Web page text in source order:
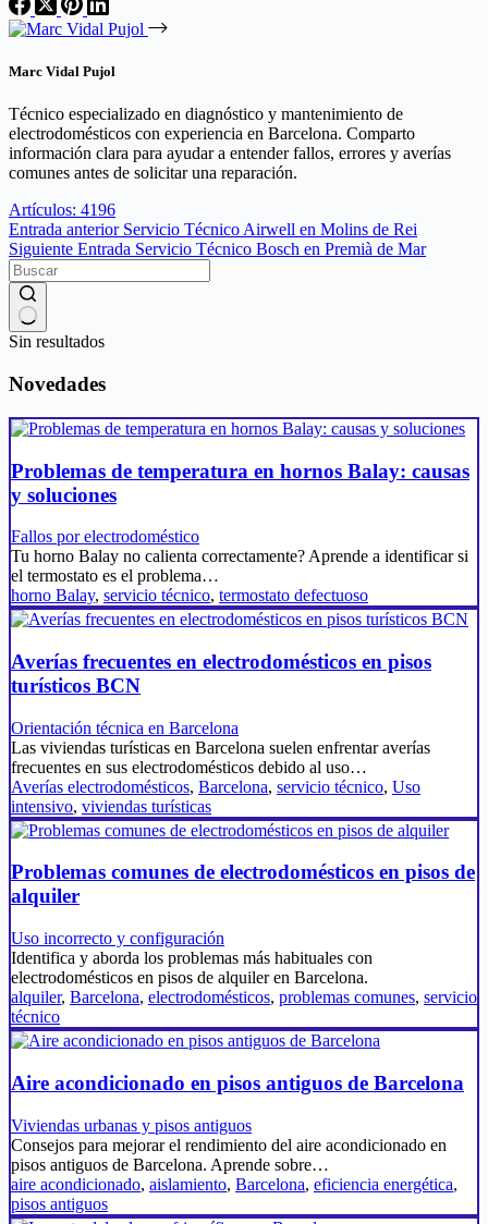
Marc Vidal Pujol
Técnico especializado en diagnóstico y mantenimiento de
electrodomésticos con experiencia en Barcelona. Comparto
información clara para ayudar a entender fallos, errores y averías
comunes antes de solicitar una reparación.
Artículos: 4196
Entrada anterior Servicio Técnico Airwell en Molins de Rei
Siguiente Entrada Servicio Técnico Bosch en Premià de Mar
Sin resultados
Novedades
Problemas de temperatura en hornos Balay: causas
y soluciones
Fallos por electrodoméstico
Tu horno Balay no calienta correctamente? Aprende a identificar si
el termostato es el problema…
horno Balay, servicio técnico, termostato defectuoso
Averías frecuentes en electrodomésticos en pisos
turísticos BCN
Orientación técnica en Barcelona
Las viviendas turísticas en Barcelona suelen enfrentar averías
frecuentes en sus electrodomésticos debido al uso…
Averías electrodomésticos, Barcelona, servicio técnico, Uso
intensivo, viviendas turísticas
Problemas comunes de electrodomésticos en pisos de
alquiler
Uso incorrecto y configuración
Identifica y aborda los problemas más habituales con
electrodomésticos en pisos de alquiler en Barcelona.
alquiler, Barcelona, electrodomésticos, problemas comunes, servicio
técnico
Aire acondicionado en pisos antiguos de Barcelona
Viviendas urbanas y pisos antiguos
Consejos para mejorar el rendimiento del aire acondicionado en
pisos antiguos de Barcelona. Aprende sobre…
aire acondicionado, aislamiento, Barcelona, eficiencia energética,
pisos antiguos